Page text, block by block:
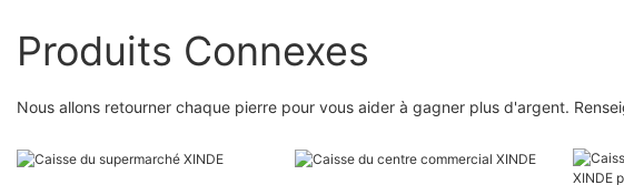
Produits Connexes
Nous allons retourner chaque pierre pour vous aider à gagner plus d'argent.